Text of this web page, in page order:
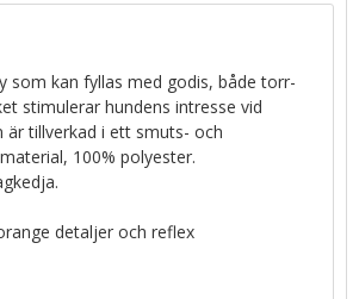
som kan fyllas med godis, både torr-
stimulerar hundens intresse vid
är tillverkad i ett smuts- och
100% polyester.
detaljer och reflex